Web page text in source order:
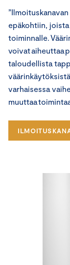
epäkohtiin,
toiminnalle.
voivat aiheuttaa
taloudellista
varhaisessa
muuttaa